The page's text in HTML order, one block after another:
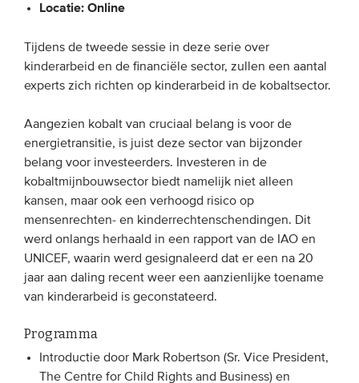
Opinie
EVENEMENTEN
Van de VBDO
Van leden & partners
MEDIA
Publicaties
Webinars
Podcasts
WIE WE ZIJN
Locatie:Online
Tijdens de tweede sessie in deze serie over
kinderarbeid en de financiële sector, zullen een aantal
experts zich richten op kinderarbeid in de kobaltsector.
Aangezien kobalt van cruciaal belang is voor de
energietransitie, is juist deze sector van bijzonder
belang voor investeerders. Investeren in de
kobaltmijnbouwsector biedt namelijk niet alleen
kansen, maar ook een verhoogd risico op
mensenrechten- en kinderrechtenschendingen. Dit
werd onlangs herhaald in een rapport van de IAO en
UNICEF, waarin werd gesignaleerd dat er een na 20
jaar aan daling recent weer een aanzienlijke toename
van kinderarbeid is geconstateerd.
Programma
Introductie door Mark Robertson (Sr. Vice President,
The Centre for Child Rights and Business) en